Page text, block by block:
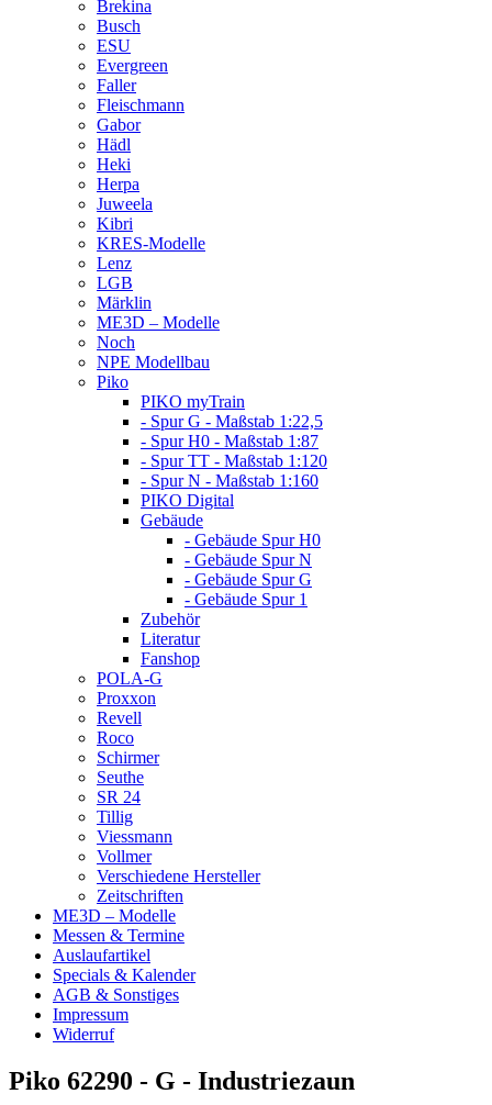
Brekina
Busch
ESU
Evergreen
Faller
Fleischmann
Gabor
Hädl
Heki
Herpa
Juweela
Kibri
KRES-Modelle
Lenz
LGB
Märklin
ME3D – Modelle
Noch
NPE Modellbau
Piko
PIKO myTrain
- Spur G - Maßstab 1:22,5
- Spur H0 - Maßstab 1:87
- Spur TT - Maßstab 1:120
- Spur N - Maßstab 1:160
PIKO Digital
Gebäude
- Gebäude Spur H0
- Gebäude Spur N
- Gebäude Spur G
- Gebäude Spur 1
Zubehör
Literatur
Fanshop
POLA-G
Proxxon
Revell
Roco
Schirmer
Seuthe
SR 24
Tillig
Viessmann
Vollmer
Verschiedene Hersteller
Zeitschriften
ME3D – Modelle
Messen & Termine
Auslaufartikel
Specials & Kalender
AGB & Sonstiges
Impressum
Widerruf
Piko 62290 - G - Industriezaun